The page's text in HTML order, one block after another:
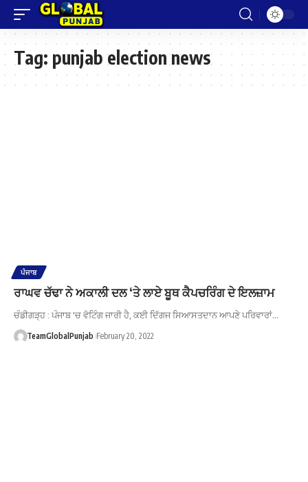
Tag: punjab election news
ਪੰਜਾਬ
ਰਾਘਵ ਚੱਢਾ ਨੇ ਅਕਾਲੀ ਦਲ ‘ਤੇ ਲਾਏ ਬੂਥ ਕੈਪਚਰਿੰਗ ਦੇ ਇਲਜ਼ਾਮ
ਚੰਡੀਗੜ੍ਹ : ਪੰਜਾਬ 'ਚ ਵੋਟਿੰਗ ਜਾਰੀ ਹੈ, ਕਈ ਦਿੱਗਜ ਸਿਆਸਤਦਾਨ ਆਪਣੇ ਪਰਿਵਾਰਾਂ…
TeamGlobalPunjab February 20, 2022